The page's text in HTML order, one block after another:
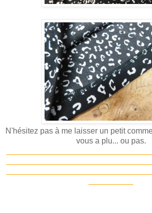
N'hésitez pas à me laisser un petit
vous a plu... ou pas.